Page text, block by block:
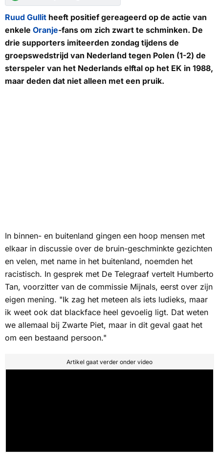
Ruud Gullit heeft positief gereageerd op de actie van
enkele Oranje-fans om zich zwart te schminken. De
drie supporters imiteerden zondag tijdens de
groepswedstrijd van Nederland tegen Polen (1-2) de
sterspeler van het Nederlands elftal op het EK in 1988,
maar deden dat niet alleen met een pruik.
In binnen- en buitenland gingen een hoop mensen met
elkaar in discussie over de bruin-geschminkte gezichten
en velen, met name in het buitenland, noemden het
racistisch. In gesprek met De Telegraaf vertelt Humberto
Tan, voorzitter van de commissie Mijnals, eerst over zijn
eigen mening. "Ik zag het meteen als iets ludieks, maar
ik weet ook dat blackface heel gevoelig ligt. Dat weten
we allemaal bij Zwarte Piet, maar in dit geval gaat het
om een bestaand persoon."
Artikel gaat verder onder video